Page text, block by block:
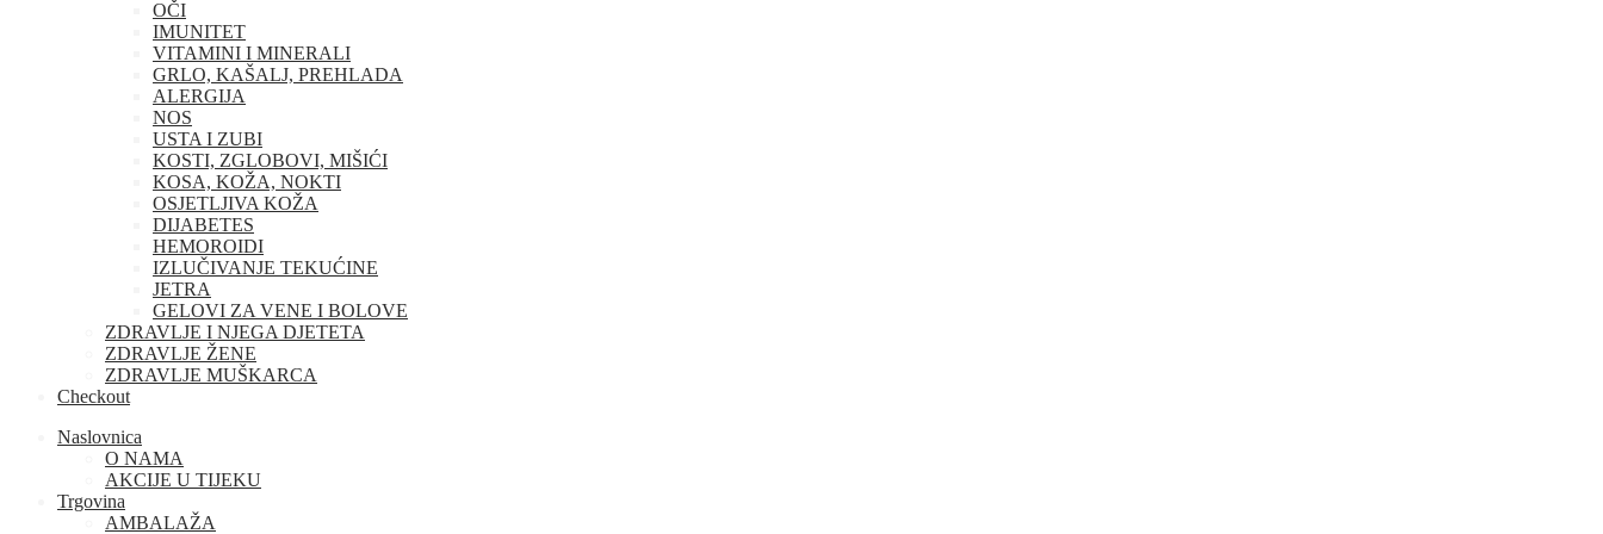
OČI
IMUNITET
VITAMINI I MINERALI
GRLO, KAŠALJ, PREHLADA
ALERGIJA
NOS
USTA I ZUBI
KOSTI, ZGLOBOVI, MIŠIĆI
KOSA, KOŽA, NOKTI
OSJETLJIVA KOŽA
DIJABETES
HEMOROIDI
IZLUČIVANJE TEKUĆINE
JETRA
GELOVI ZA VENE I BOLOVE
ZDRAVLJE I NJEGA DJETETA
ZDRAVLJE ŽENE
ZDRAVLJE MUŠKARCA
Checkout
Naslovnica
O NAMA
AKCIJE U TIJEKU
Trgovina
AMBALAŽA